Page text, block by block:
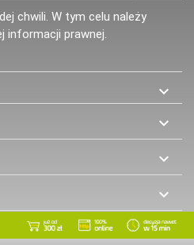
chwili. W tym celu należy
informacji prawnej.



